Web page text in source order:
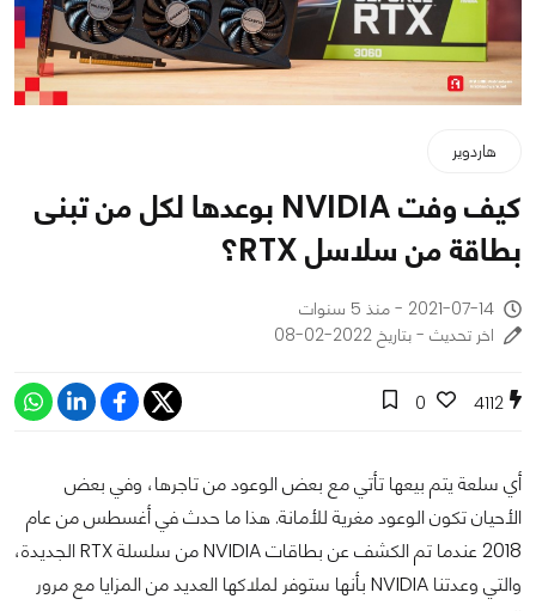
هاردوير
كيف وفت NVIDIA بوعدها لكل من تبنى
بطاقة من سلاسل RTX؟
2021-07-14 - منذ 5 سنوات
اخر تحديث - بتاريخ 2022-02-08
4112
0
أي سلعة يتم بيعها تأتي مع بعض الوعود من تاجرها، وفي بعض
الأحيان تكون الوعود مغرية للأمانة. هذا ما حدث في أغسطس من عام
2018 عندما تم الكشف عن بطاقات NVIDIA من سلسلة RTX الجديدة،
والتي وعدتنا NVIDIA بأنها ستوفر لملاكها العديد من المزايا مع مرور